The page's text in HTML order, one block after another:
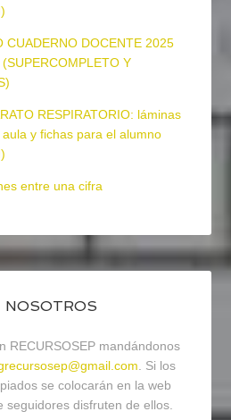
CUADERNO DOCENTE 2025
Y
RESPIRATORIO: láminas
aula y fichas para el alumno
entre una cifra
NOSOTROS
RECURSOSEP mandándonos
. Si los
se colocarán en la web
seguidores disfruten de ellos.